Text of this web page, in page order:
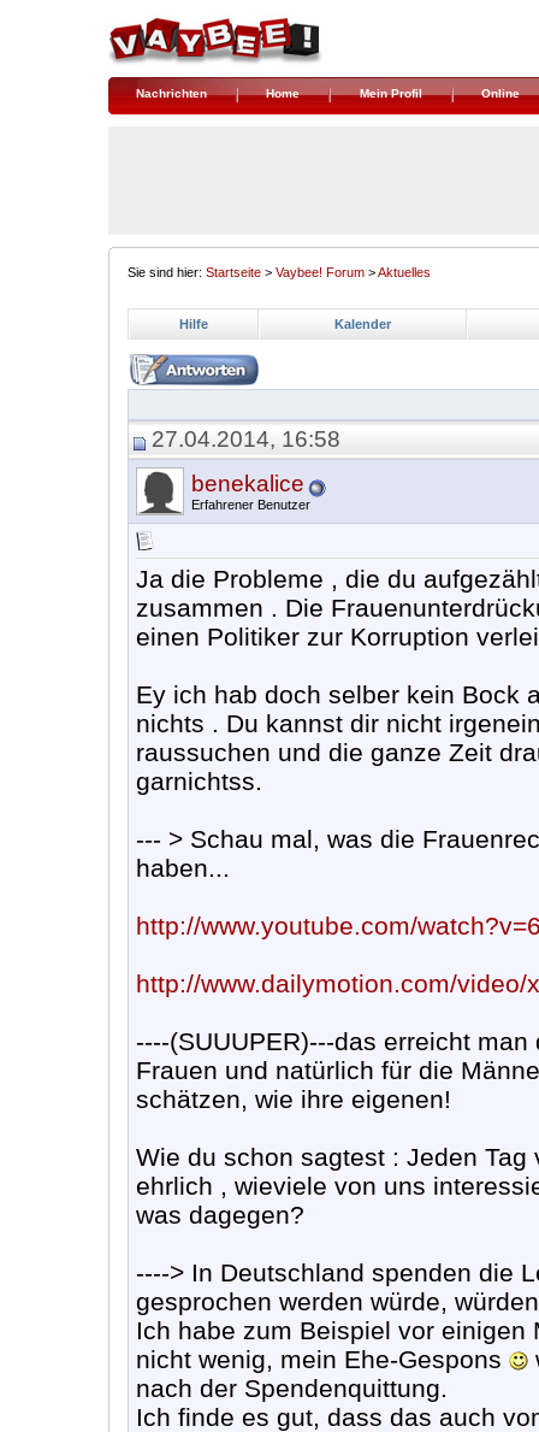
Nachrichten Home Mein Profil Online
Sie sind hier: Startseite > Vaybee! Forum >Aktuelles
Hilfe Kalender
27.04.2014, 16:58
benekalice
Erfahrener Benutzer
Ja die Probleme , die du
zusammen . Die
einen Politiker zur Korruption
Ey ich hab doch selber kein Bock
nichts . Du kannst dir nicht
raussuchen und die ganze Zeit
garnichtss.
--- > Schau mal, was die
haben...
http://www.youtube.com/
http://www.dailymotion.com/video/
----(SUUUPER)---das erreicht
Frauen und natürlich für die
schätzen, wie ihre eigenen!
Wie du schon sagtest : Jeden
ehrlich , wieviele von uns
was dagegen?
----> In Deutschland spenden die
gesprochen werden würde,
Ich habe zum Beispiel vor einigen
nicht wenig, mein Ehe-Gespons
nach der Spendenquittung.
Ich finde es gut, dass das auch